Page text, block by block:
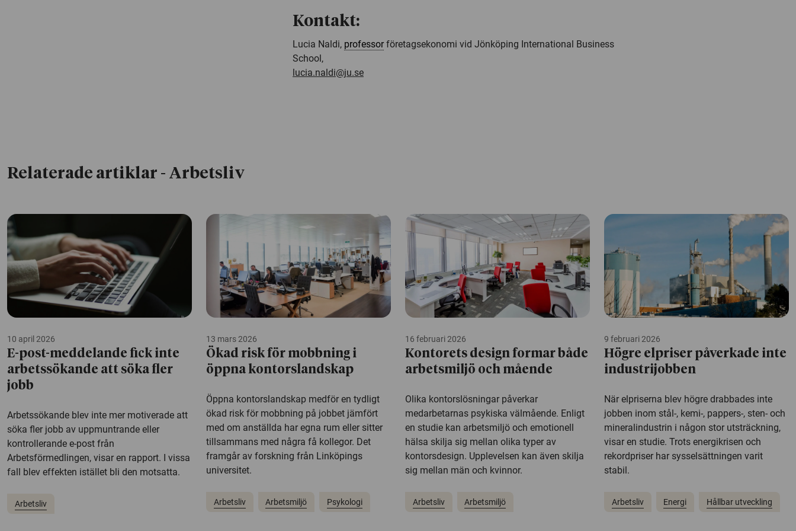
Kontakt:
Lucia Naldi, professorföretagsekonomi vid Jönköping International Business
School,
lucia.naldi@ju.se
Relaterade artiklar - Arbetsliv
10 april 2026
E-post-meddelande fick inte
arbetssökande att söka fler
jobb
Arbetssökande blev inte mer motiverade att
söka fler jobb av uppmuntrande eller
kontrollerande e-post från
Arbetsförmedlingen, visar en rapport. I vissa
fall blev effekten istället bli den motsatta.
Arbetsliv
13 mars 2026
Ökad risk för mobbning i
öppna kontorslandskap
Öppna kontorslandskap medför en tydligt
ökad risk för mobbning på jobbet jämfört
med om anställda har egna rum eller sitter
tillsammans med några få kollegor. Det
framgår av forskning från Linköpings
universitet.
Arbetsliv Arbetsmiljö Psykologi
16 februari 2026
Kontorets design formar både
arbetsmiljö och mående
Olika kontorslösningar påverkar
medarbetarnas psykiska välmående. Enligt
en studie kan arbetsmiljö och emotionell
hälsa skilja sig mellan olika typer av
kontorsdesign. Upplevelsen kan även skilja
sig mellan män och kvinnor.
Arbetsliv Arbetsmiljö
9 februari 2026
Högre elpriser påverkade inte
industrijobben
När elpriserna blev högre drabbades inte
jobben inom stål-, kemi-, pappers-, sten- och
mineralindustrin i någon stor utsträckning,
visar en studie. Trots energikrisen och
rekordpriser har sysselsättningen varit
stabil.
Arbetsliv Energi Hållbar utveckling